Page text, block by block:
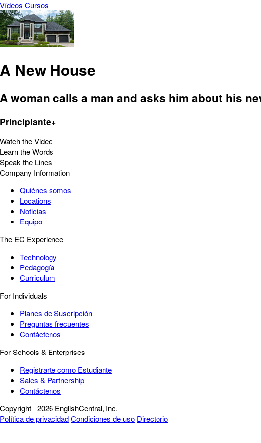
Vídeos Cursos
A New House
A woman calls a man and asks him about his
Principiante+
Watch the Video
Learn the Words
Speak the Lines
Company Information
Quiénes somos
Locations
Noticias
Equipo
The EC Experience
Technology
Pedagogía
Curriculum
For Individuals
Planes de Suscripción
Preguntas frecuentes
Contáctenos
For Schools & Enterprises
Registrarte como Estudiante
Sales & Partnership
Contáctenos
Copyright 2026 EnglishCentral, Inc.
Política de privacidadCondiciones de uso Directorio